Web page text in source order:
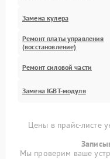
Замена кулера
Ремонт платы управления
(восстановление)
Ремонт силовой части
Замена IGBT-модуля
Цены в прайс-листе
Мы проверим ваше